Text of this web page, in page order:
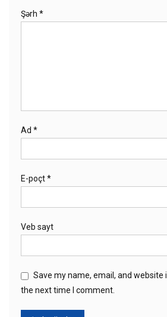
Şərh *
Ad *
E-poçt*
Veb sayt
Save my name, email, and
the next time I comment.